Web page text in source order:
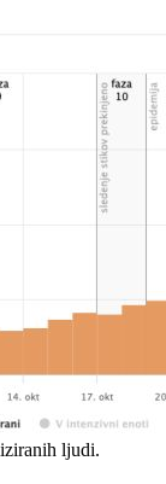
ljudi.